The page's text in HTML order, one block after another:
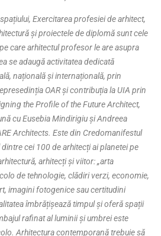
Exercitarea profesiei de arhitect,
și proiectele de diplomă sunt cele
care arhitectul profesor le are asupra
se adaugă activitatea dedicată
națională și internațională, prin
OAR și contribuția la UIA prin
the Profile of the Future Architect,
cu Eusebia Mindirigiu și Andreea
Architects. Este din Credomanifestul
cei 100 de arhitecți ai planetei pe
arhitecți și viitor: „arta
de tehnologie, clădiri verzi, economie,
imagini fotogenice sau certitudini
îmbrățișează timpul și oferă spații
rafinat al luminii și umbrei este
Arhitectura contemporană trebuie să